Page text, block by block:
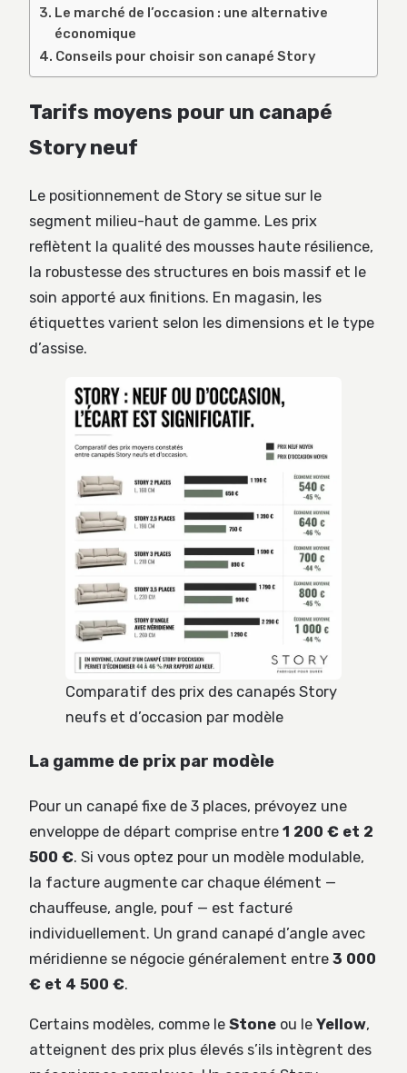
Le marché de l’occasion : une alternative
économique
Conseils pour choisir son canapé Story
Tarifs moyens pour un canapé
Story neuf
Le positionnement de Story se situe sur le
segment milieu-haut de gamme. Les prix
reflètent la qualité des mousses haute résilience,
la robustesse des structures en bois massif et le
soin apporté aux finitions. En magasin, les
étiquettes varient selon les dimensions et le type
d’assise.
Comparatif des prix des canapés Story
neufs et d’occasion par modèle
La gamme de prix par modèle
Pour un canapé fixe de 3 places, prévoyez une
enveloppe de départ comprise entre 1 200 € et 2
500 €. Si vous optez pour un modèle modulable,
la facture augmente car chaque élément —
chauffeuse, angle, pouf — est facturé
individuellement. Un grand canapé d’angle avec
méridienne se négocie généralement entre 3 000
€ et 4 500 €.
Certains modèles, comme le Stone ou le Yellow,
atteignent des prix plus élevés s’ils intègrent des